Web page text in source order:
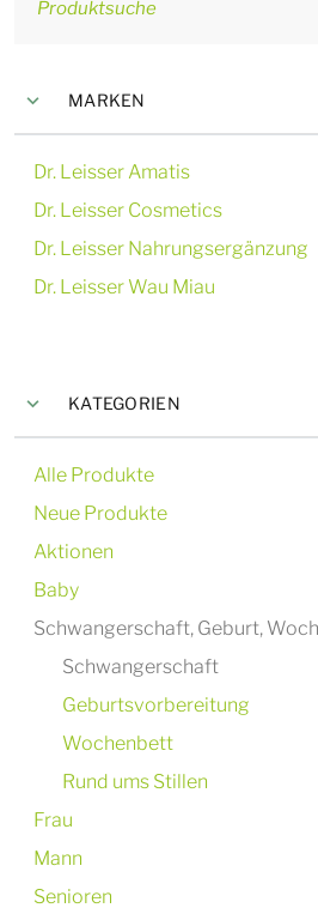
Produktsuche
MARKEN
Dr. Leisser Amatis
Dr. Leisser Cosmetics
Dr. Leisser Nahrungsergänzung
Dr. Leisser Wau Miau
KATEGORIEN
Alle Produkte
Neue Produkte
Aktionen
Baby
Schwangerschaft, Geburt,
Schwangerschaft
Geburtsvorbereitung
Wochenbett
Rund ums Stillen
Frau
Mann
Senioren